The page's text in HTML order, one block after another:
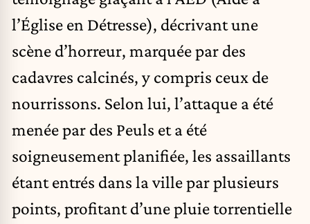
l’Église en Détresse), décrivant une
scène d’horreur, marquée par des
cadavres calcinés, y compris ceux de
nourrissons. Selon lui, l’attaque a été
menée par des Peuls et a été
soigneusement planifiée, les assaillants
étant entrés dans la ville par plusieurs
points, profitant d’une pluie torrentielle